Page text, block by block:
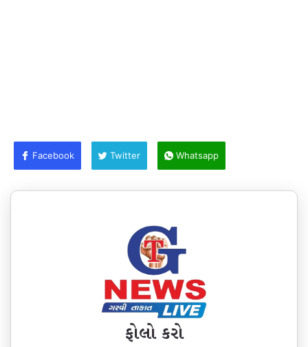
Facebook Twitter Whatsapp
ફોલો કરો